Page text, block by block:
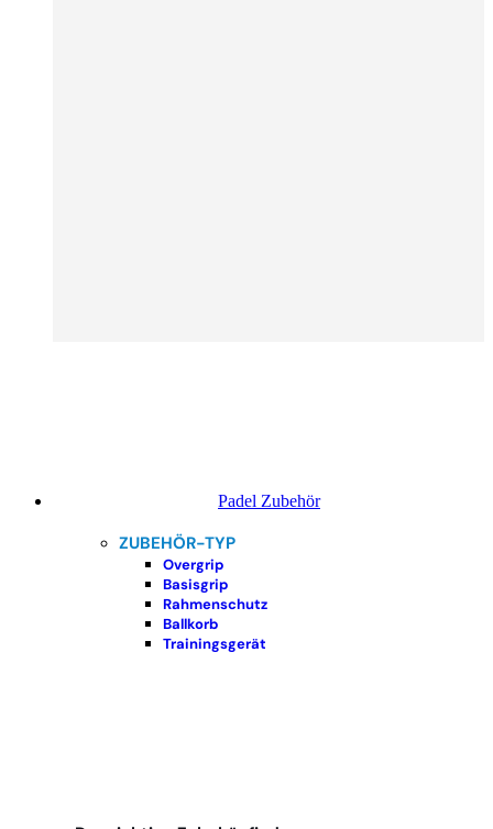
Padel Zubehör
ZUBEHÖR-TYP
Overgrip
Basisgrip
Rahmenschutz
Ballkorb
Trainingsgerät